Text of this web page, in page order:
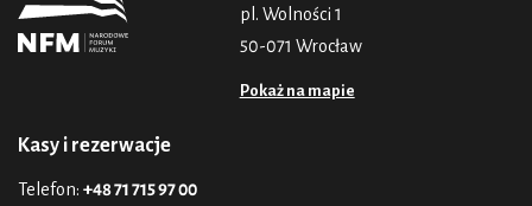
pl. Wolności 1
50-071 Wrocław
Pokaż na mapie
Kasy i rezerwacje
Telefon: +48 71 715 97 00